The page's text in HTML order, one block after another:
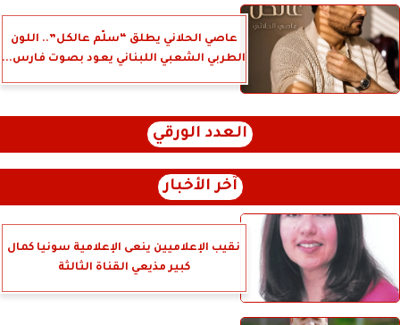
عاصي الحلاني يطلق “سلّم عالكل”.. اللون
الطربي الشعبي اللبناني يعود بصوت فارس...
العدد الورقي
آخر الأخبار
نقيب الإعلاميين ينعى الإعلامية سونيا كمال
كبير مذيعي القناة الثالثة